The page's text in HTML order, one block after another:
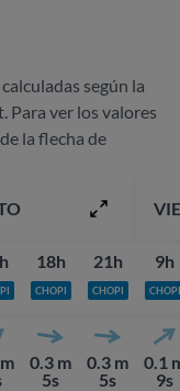
según la
Para ver los valores
la flecha de
18h
CHOPI
0.3 m
5s
21h
CHOPI
0.3 m
5s
9h
CHOPI
0.1
9s